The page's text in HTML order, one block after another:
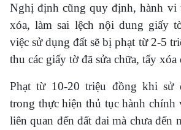
Nghị định cũng quy định, hành vi
xóa, làm sai lệch nội dung giấy
việc sử dụng đất sẽ bị phạt từ 2-5
thu các giấy tờ đã sửa chữa, tẩy xóa
Phạt từ 10-20 triệu đồng khi sử
trong thực hiện thủ tục hành chính
liên quan đến đất đai mà chưa đến